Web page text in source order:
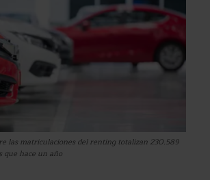
las matriculaciones del renting totalizan 230.589
que hace un año